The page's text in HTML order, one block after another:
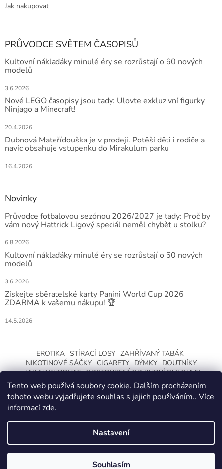
Tento web používá soubory cookie. Dalším procházením
tohoto webu vyjadřujete souhlas s jejich používáním.. Více
informacízde.
Nastavení
Souhlasím
VÍCE.
Jak nakupovat
PRŮVODCE SVĚTEM ČASOPISŮ
Kultovní náklaďáky minulé éry se rozrůstají o 60 nových
modelů
3.6.2026
Nové LEGO časopisy jsou tady: Ulovte exkluzivní figurky
Ninjago a Minecraft!
20.4.2026
Dubnová Mateřídouška je v prodeji. Potěší děti i rodiče a
navíc obsahuje vstupenku do Mirakulum parku
16.4.2026
Novinky
Průvodce fotbalovou sezónou 2026/2027 je tady: Proč by
vám nový Hattrick Ligový speciál neměl chybět u stolku?
6.8.2026
Kultovní náklaďáky minulé éry se rozrůstají o 60 nových
modelů
3.6.2026
Získejte sběratelské karty Panini World Cup 2026
ZDARMA k vašemu nákupu! 🏆
14.5.2026
EROTIKA STÍRACÍ LOSY ZAHŘÍVANÝ TABÁK
NIKOTINOVÉ SÁČKY CIGARETY DÝMKY
DOUTNÍKY
JAK NAKUPOVAT ODSTOUPENÍ OD KUPNÍ SMLOUVY
Vytvořil Shoptet
CeskaTrafika.com. Všechna práva vyhrazena.